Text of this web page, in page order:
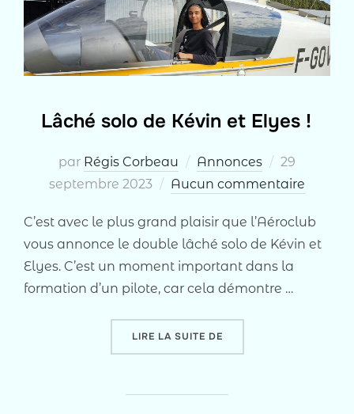
Lâché solo de Kévin et Elyes !
par Régis Corbeau Annonces
Publié
le
29
septembre 2023
Aucun commentaire
C’est avec le plus grand plaisir que l’Aéroclub
vous annonce le double lâché solo de Kévin et
Elyes. C’est un moment important dans la
formation d’un pilote, car cela démontre …
LIRE LA SUITE DE« LÂCHÉ SOLO DE KÉVIN